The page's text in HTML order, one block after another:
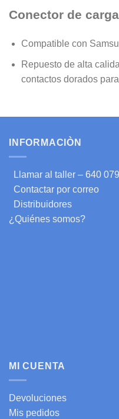
Conector de
Compatible con
Repuesto de alta
contactos dorados
INFORMACIÒN
Llamar al taller – 640
Contactar por correo
Distribuidores
¿Quiénes somos?
MI CUENTA
Devoluciones
Mis pedidos